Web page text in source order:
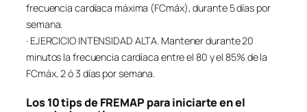
frecuencia cardíaca máxima (FCmáx), durante 5 días por
semana.
· EJERCICIO INTENSIDAD ALTA. Mantener durante 20
minutos la frecuencia cardíaca entre el 80 y el 85% de la
FCmáx, 2 ó 3 días por semana.
Los 10 tips de FREMAP para iniciarte en el